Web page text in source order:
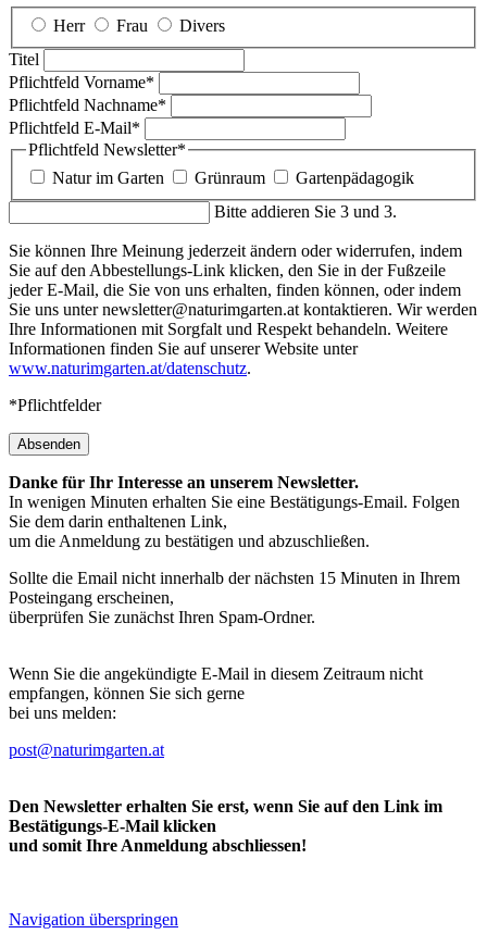
Herr Frau
Divers
Titel
Pflichtfeld Vorname*
Pflichtfeld Nachname*
Pflichtfeld E-Mail*
Pflichtfeld Newsletter*
Natur im Garten
Grünraum
Gartenpädagogik
Bitte addieren Sie 3 und 3.
Sie können Ihre Meinung jederzeit ändern oder widerrufen, indem
Sie auf den Abbestellungs-Link klicken, den Sie in der Fußzeile
jeder E-Mail, die Sie von uns erhalten, finden können, oder indem
Sie uns unter newsletter@naturimgarten.at kontaktieren. Wir werden
Ihre Informationen mit Sorgfalt und Respekt behandeln. Weitere
Informationen finden Sie auf unserer Website unter
www.naturimgarten.at/datenschutz.
*Pflichtfelder
Absenden
Danke für Ihr Interesse an unserem Newsletter.
In wenigen Minuten erhalten Sie eine Bestätigungs-Email. Folgen
Sie dem darin enthaltenen Link,
um die Anmeldung zu bestätigen und abzuschließen.
Sollte die Email nicht innerhalb der nächsten 15 Minuten in Ihrem
Posteingang erscheinen,
überprüfen Sie zunächst Ihren Spam-Ordner.
Wenn Sie die angekündigte E-Mail in diesem Zeitraum nicht
empfangen, können Sie sich gerne
bei uns melden:
post@naturimgarten.at
Den Newsletter erhalten Sie erst, wenn Sie auf den Link im
Bestätigungs-E-Mail klicken
und somit Ihre Anmeldung abschliessen!
Navigation überspringen